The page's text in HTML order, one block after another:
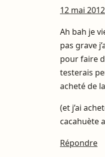
12 mai
Ah bah je
pas grave
pour faire
testerais
acheté de
(et j’ai
cacahuète
Répondre